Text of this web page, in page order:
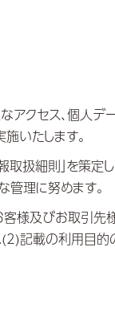
クセス、個人デ
いたします。
扱細則」を策定
理に努めます。
客様及びお取引先
記載の利用目